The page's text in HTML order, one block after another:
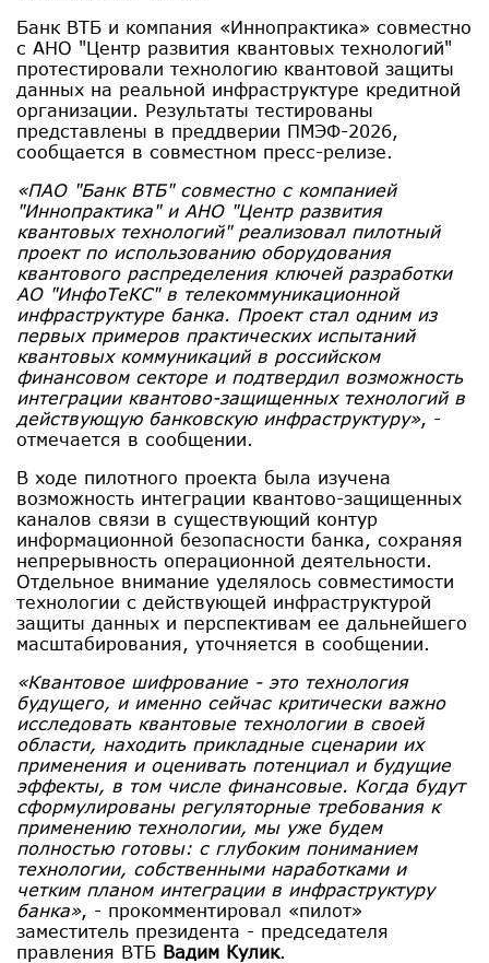
Банк ВТБ и компания «Иннопрактика» совместно
с АНО "Центр развития квантовых технологий"
протестировали технологию квантовой защиты
данных на реальной инфраструктуре кредитной
организации. Результаты тестированы
представлены в преддверии ПМЭФ-2026,
сообщается в совместном пресс-релизе.
«ПАО "Банк ВТБ" совместно с компанией
"Иннопрактика" и АНО "Центр развития
квантовых технологий" реализовал пилотный
проект по использованию оборудования
квантового распределения ключей разработки
АО "ИнфоТеКС" в телекоммуникационной
инфраструктуре банка. Проект стал одним из
первых примеров практических испытаний
квантовых коммуникаций в российском
финансовом секторе и подтвердил возможность
интеграции квантово-защищенных технологий в
действующую банковскую инфраструктуру», -
отмечается в сообщении.
В ходе пилотного проекта была изучена
возможность интеграции квантово-защищенных
каналов связи в существующий контур
информационной безопасности банка, сохраняя
непрерывность операционной деятельности.
Отдельное внимание уделялось совместимости
технологии с действующей инфраструктурой
защиты данных и перспективам ее дальнейшего
масштабирования, уточняется в сообщении.
«Квантовое шифрование - это технология
будущего, и именно сейчас критически важно
исследовать квантовые технологии в своей
области, находить прикладные сценарии их
применения и оценивать потенциал и будущие
эффекты, в том числе финансовые. Когда будут
сформулированы регуляторные требования к
применению технологии, мы уже будем
полностью готовы: с глубоким пониманием
технологии, собственными наработками и
четким планом интеграции в инфраструктуру
банка», - прокомментировал «пилот»
заместитель президента - председателя
правления ВТБ Вадим Кулик.